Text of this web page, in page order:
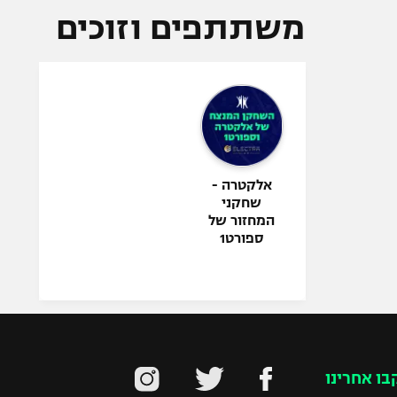
משתתפים וזוכים
אלקטרה -
שחקני
המחזור של
ספורט1
אחרינו